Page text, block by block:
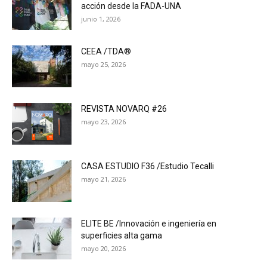
acción desde la FADA-UNA
junio 1, 2026
CEEA /TDA®
mayo 25, 2026
REVISTA NOVARQ #26
mayo 23, 2026
CASA ESTUDIO F36 /Estudio Tecalli
mayo 21, 2026
ELITE BE /Innovación e ingeniería en
superficies alta gama
mayo 20, 2026